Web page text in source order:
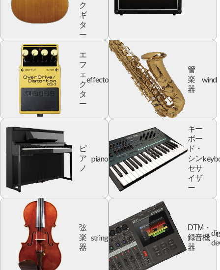
ク
ギ
タ
ー
エ
フ
ェ
ク
タ
ー
effector
管
楽
器
wind
ピ
ア
ノ
piano
キー
ボー
ド・
シン
セサ
イザ
ー
弦
楽
器
string
DTM・
録音機
器